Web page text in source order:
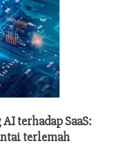
terhadap SaaS:
terlemah